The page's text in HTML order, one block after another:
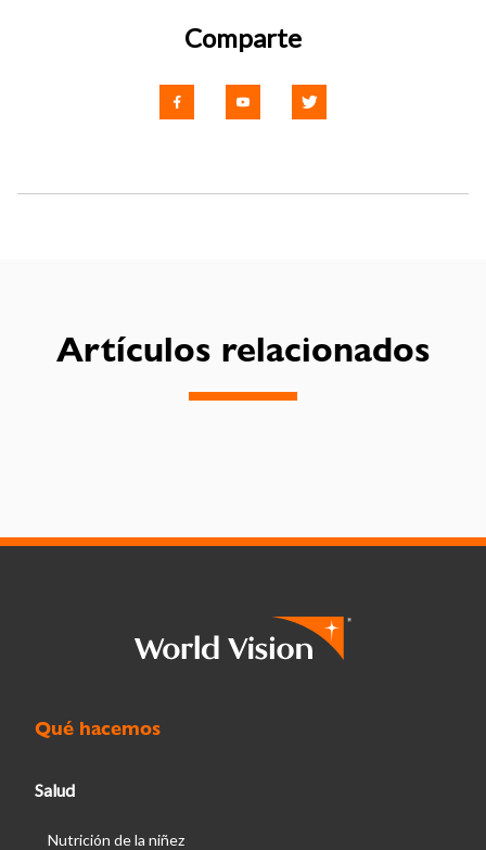
Comparte
Artículos relacionados
Qué hacemos
Salud
Nutrición de la niñez